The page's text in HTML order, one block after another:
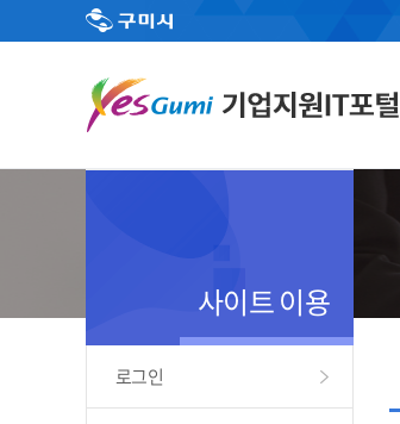
사이트 이용
로그인